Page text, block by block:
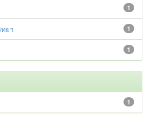
1
1
ยา
1
1